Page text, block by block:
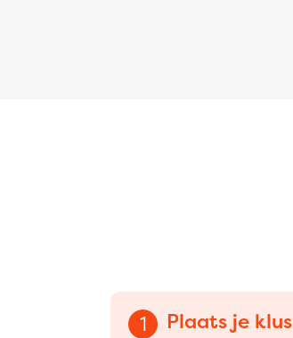
1 Plaats je klus